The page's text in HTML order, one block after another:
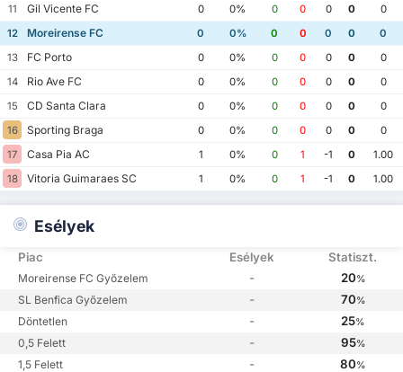
11
Gil Vicente FC 0 0% 0 0 0 0
0
12
Moreirense FC 0 0% 0 0 0 0
0
13
FC Porto 0 0% 0 0 0 0
0
14
Rio Ave FC 0 0% 0 0 0 0
0
15
CD Santa Clara 0 0% 0 0 0 0
0
16
Sporting Braga 0 0% 0 0 0 0
0
17
Casa Pia AC 1 0% 0 1 -1 0
1.00
18
Vitoria Guimaraes SC 1 0% 0 1 -1 0 1.00
Esélyek
Piac Esélyek Statiszt.
Moreirense FC Győzelem - 20%
SL Benfica Győzelem - 70%
Döntetlen - 25%
0,5 Felett - 95%
1,5 Felett - 80%